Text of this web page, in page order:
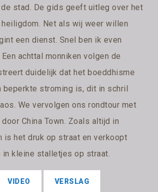
stad. De gids geeft uitleg over het
Net als wij weer willen
een dienst. Snel ben ik even
achttal monniken volgen de
duidelijk dat het boeddhisme
beperkte stroming is, dit in schril
We vervolgen ons rondtour met
China Town. Zoals altijd in
is het druk op straat en verkoopt
in kleine stalletjes op straat.
VIDEO VERSLAG